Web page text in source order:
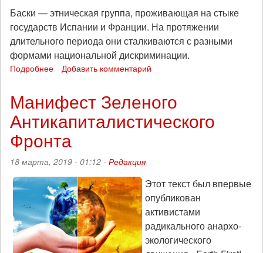
Баски — этническая группа, проживающая на стыке
государств Испании и Франции. На протяжении
длительного периода они сталкиваются с разными
формами национальной дискриминации.
Подробнее
фильм
«Операция
чудовище»
(1979)
Добавить комментарий
Манифест Зеленого
Антикапиталистического
Фронта
18 марта, 2019 - 01:12 - Редакция
Этот текст был впервые
опубликован
активистами
радикального анархо-
экологического